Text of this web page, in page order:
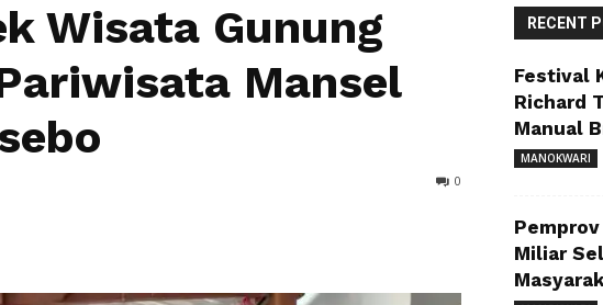
Wisata Gunung
Mansel
0
RECENT
Festival
Richard
Manual
MANOKWARI
Miliar